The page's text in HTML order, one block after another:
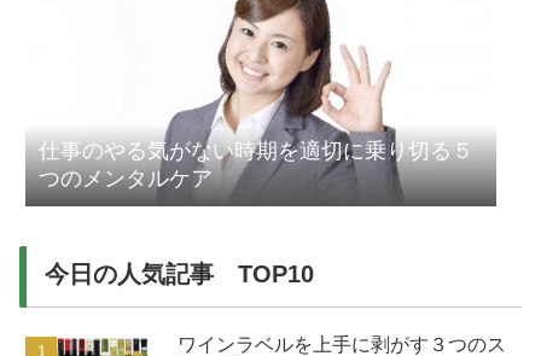
仕事のやる気がない時期を適切に乗り切る５
つのメンタルケア
今日の人気記事 TOP10
ワインラベルを上手に剥がす３つのス